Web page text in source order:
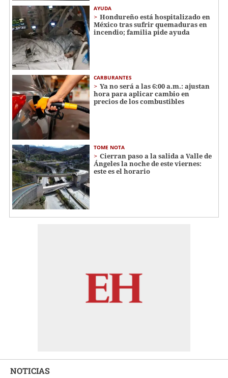
AYUDA
Hondureño está hospitalizado en
México tras sufrir quemaduras en
incendio; familia pide ayuda
CARBURANTES
Ya no será a las 6:00 a.m.: ajustan
hora para aplicar cambio en
precios de los combustibles
TOME NOTA
Cierran paso a la salida a Valle de
Ángeles la noche de este viernes:
este es el horario
NOTICIAS